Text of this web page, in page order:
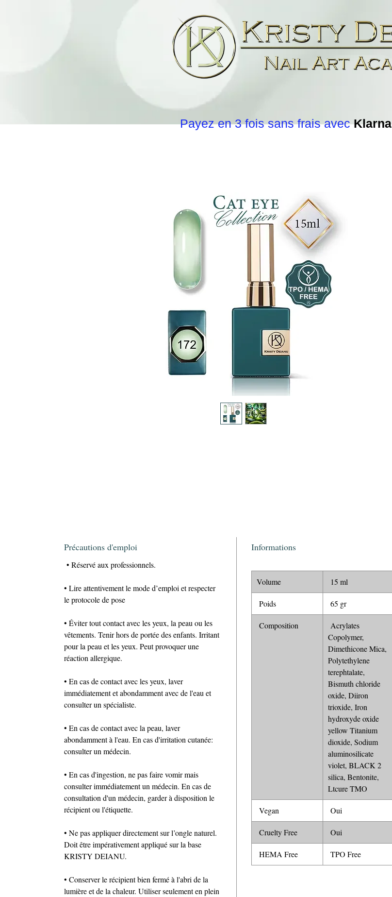
Précautions d'emploi
• Réservé aux professionnels.
• Lire attentivement le mode d’emploi et respecter
le protocole de pose
• Éviter tout contact avec les yeux, la peau ou les
vêtements. Tenir hors de portée des enfants. Irritant
pour la peau et les yeux. Peut provoquer une
réaction allergique.
• En cas de contact avec les yeux, laver
immédiatement et abondamment avec de l'eau et
consulter un spécialiste.
• En cas de contact avec la peau, laver
abondamment à l'eau. En cas d'irritation cutanée:
consulter un médecin.
• En cas d'ingestion, ne pas faire vomir mais
consulter immédiatement un médecin. En cas de
consultation d'un médecin, garder à disposition le
récipient ou l'étiquette.
• Ne pas appliquer directement sur l’ongle naturel.
Doit être impérativement appliqué sur la base
KRISTY DEIANU.
• Conserver le récipient bien fermé à l'abri de la
lumière et de la chaleur. Utiliser seulement en plein
Informations
Volume 15 ml
Poids 65 gr
Composition
Acrylates
Copolymer,
Dimethicone Mica,
Polytethylene
terephtalate,
Bismuth chloride
oxide, Diiron
trioxide, Iron
hydroxyde oxide
yellow Titanium
dioxide, Sodium
aluminosilicate
violet, BLACK 2
silica, Bentonite,
Ltcure TMO
Vegan Oui
Cruelty Free Oui
HEMA Free TPO Free
Payez en 3 fois sans frais avecKlarna